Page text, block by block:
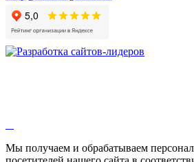
Гибискус лекарственный
Девясил
Душица
Змееголовник
Мыльнянка
Мы получаем и обрабатываем